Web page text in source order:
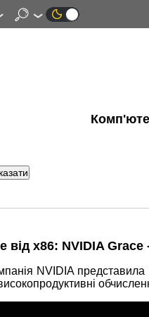
від x86: NVIDIA
NVIDIA